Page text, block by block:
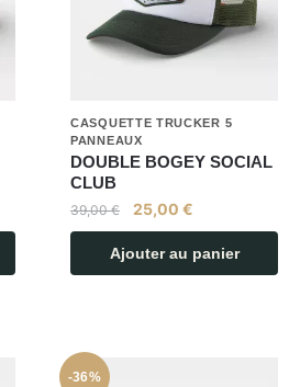
CASQUETTE TRUCKER 5
PANNEAUX
DOUBLE BOGEY SOCIAL
CLUB
39,00€ 25,00 €
Ajouter au panier
-36%